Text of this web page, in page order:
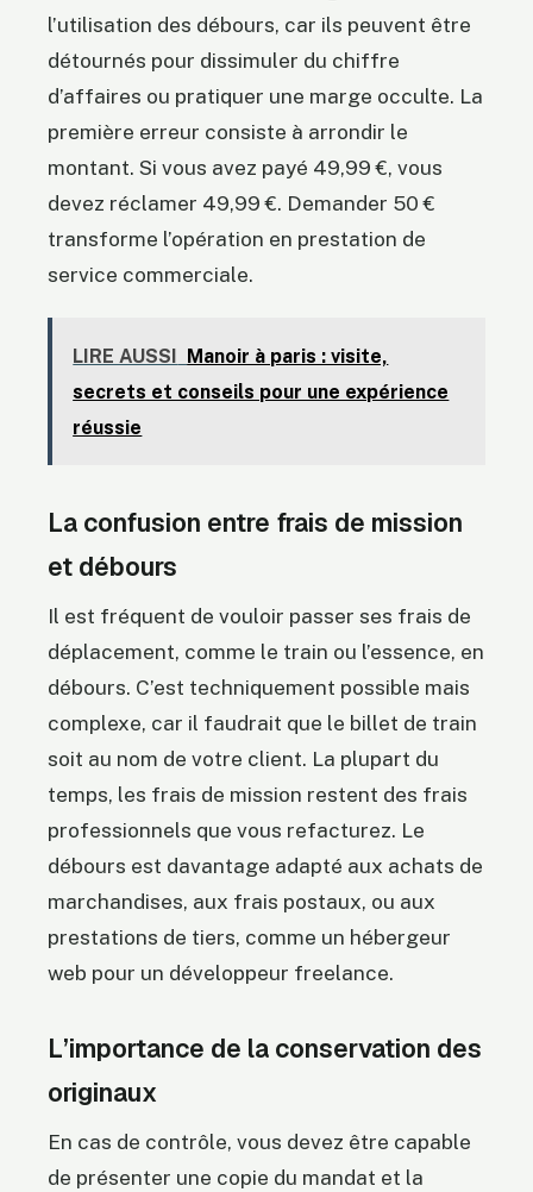
l’utilisation des débours, car ils peuvent être
détournés pour dissimuler du chiffre
d’affaires ou pratiquer une marge occulte. La
première erreur consiste à arrondir le
montant. Si vous avez payé 49,99 €, vous
devez réclamer 49,99 €. Demander 50 €
transforme l’opération en prestation de
service commerciale.
LIRE AUSSI Manoir à paris : visite,
secrets et conseils pour une expérience
réussie
La confusion entre frais de mission
et débours
Il est fréquent de vouloir passer ses frais de
déplacement, comme le train ou l’essence, en
débours. C’est techniquement possible mais
complexe, car il faudrait que le billet de train
soit au nom de votre client. La plupart du
temps, les frais de mission restent des frais
professionnels que vous refacturez. Le
débours est davantage adapté aux achats de
marchandises, aux frais postaux, ou aux
prestations de tiers, comme un hébergeur
web pour un développeur freelance.
L’importance de la conservation des
originaux
En cas de contrôle, vous devez être capable
de présenter une copie du mandat et la